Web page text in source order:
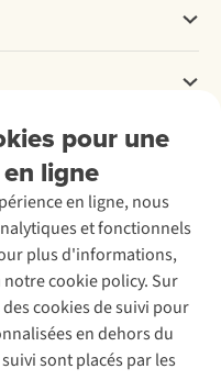
pour une
ligne
en ligne, nous
et fonctionnels
plus d'informations,
cookie policy. Sur
cookies de suivi pour
en dehors du
sont placés par les